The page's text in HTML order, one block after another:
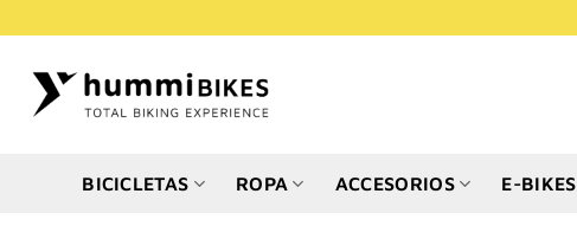
al
contenido
BICICLETAS ROPA ACCESORIOS E-BIKES